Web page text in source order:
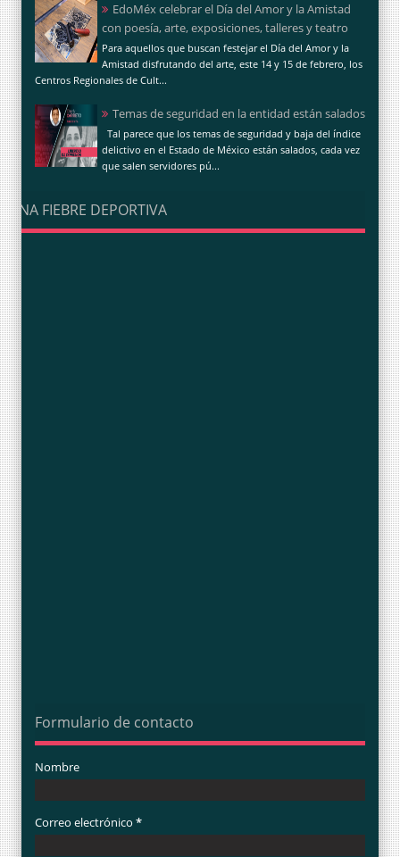
EdoMéx celebrar el Día del Amor y la Amistad
con poesía, arte, exposiciones, talleres y teatro
Para aquellos que buscan festejar el Día del Amor y la
Amistad disfrutando del arte, este 14 y 15 de febrero, los
Centros Regionales de Cult...
Temas de seguridad en la entidad están salados
Tal parece que los temas de seguridad y baja del índice
delictivo en el Estado de México están salados, cada vez
que salen servidores pú...
UNA FIEBRE DEPORTIVA
Formulario de contacto
Nombre
Correo electrónico *